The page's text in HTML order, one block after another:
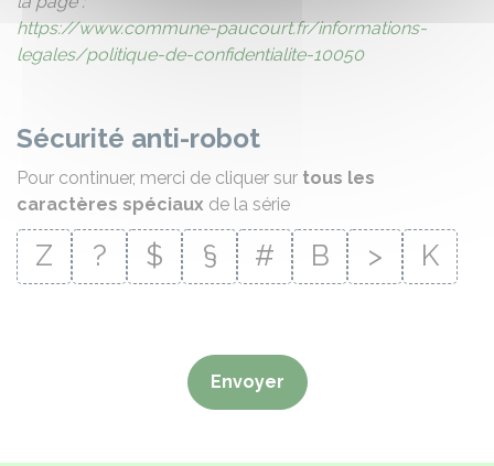
https://www.commune-paucourt.fr/informations-
legales/politique-de-confidentialite-10050
Sécurité anti-robot
Pour continuer, merci de cliquer sur tous les
caractères spéciaux de la série
Z ? $ § # B > K
Envoyer